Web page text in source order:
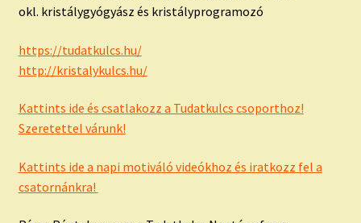
okl. kristálygyógyász és kristályprogramozó
https://tudatkulcs.hu/
http://kristalykulcs.hu/
Kattints ide és csatlakozz a Tudatkulcs csoporthoz!
Szeretettel várunk!
Kattints ide a napi motiváló videókhoz és iratkozz fel a
csatornánkra!